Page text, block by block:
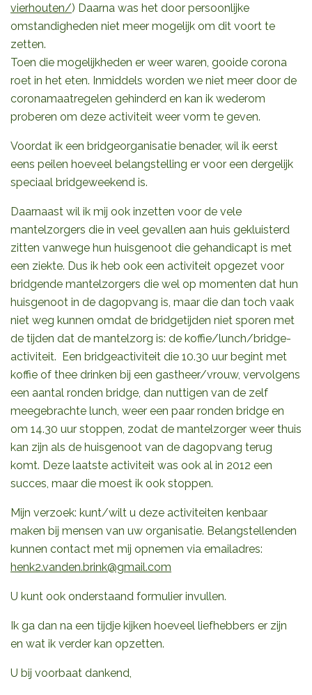
vierhouten/) Daarna was het door persoonlijke
omstandigheden niet meer mogelijk om dit voort te
zetten.
Toen die mogelijkheden er weer waren, gooide corona
roet in het eten. Inmiddels worden we niet meer door de
coronamaatregelen gehinderd en kan ik wederom
proberen om deze activiteit weer vorm te geven.
Voordat ik een bridgeorganisatie benader, wil ik eerst
eens peilen hoeveel belangstelling er voor een dergelijk
speciaal bridgeweekend is.
Daarnaast wil ik mij ook inzetten voor de vele
mantelzorgers die in veel gevallen aan huis gekluisterd
zitten vanwege hun huisgenoot die gehandicapt is met
een ziekte. Dus ik heb ook een activiteit opgezet voor
bridgende mantelzorgers die wel op momenten dat hun
huisgenoot in de dagopvang is, maar die dan toch vaak
niet weg kunnen omdat de bridgetijden niet sporen met
de tijden dat de mantelzorg is: de koffie/lunch/bridge-
activiteit. Een bridgeactiviteit die 10.30 uur begint met
koffie of thee drinken bij een gastheer/vrouw, vervolgens
een aantal ronden bridge, dan nuttigen van de zelf
meegebrachte lunch, weer een paar ronden bridge en
om 14.30 uur stoppen, zodat de mantelzorger weer thuis
kan zijn als de huisgenoot van de dagopvang terug
komt. Deze laatste activiteit was ook al in 2012 een
succes, maar die moest ik ook stoppen.
Mijn verzoek: kunt/wilt u deze activiteiten kenbaar
maken bij mensen van uw organisatie. Belangstellenden
kunnen contact met mij opnemen via emailadres:
henk2.vanden.brink@gmail.com
U kunt ook onderstaand formulier invullen.
Ik ga dan na een tijdje kijken hoeveel liefhebbers er zijn
en wat ik verder kan opzetten.
U bij voorbaat dankend,